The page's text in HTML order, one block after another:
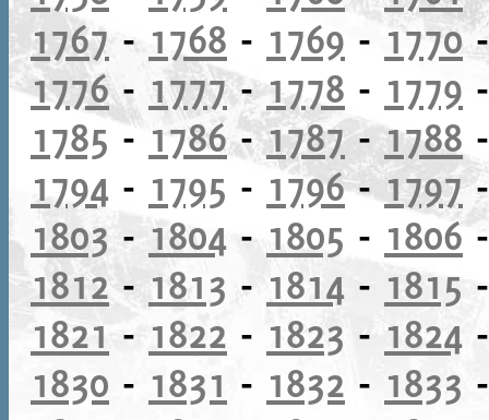
1767- 1768 - 1769 - 1770
1776- 1777-1778 - 1779
1785- 1786-1787-1788
1794 - 1795 - 1796-1797
1803 -1804 - 1805 - 1806
1812- 1813 - 1814 - 1815
1821 - 1822 - 1823 - 1824
1830 - 1831 - 1832 - 1833